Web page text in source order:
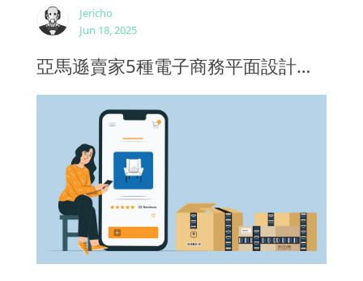
Jericho
Jun 18, 2025
亞馬遜賣家5種電子商務平面設計策略